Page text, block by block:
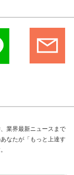
業界最新ニュースまで
なたが「もっと上達す